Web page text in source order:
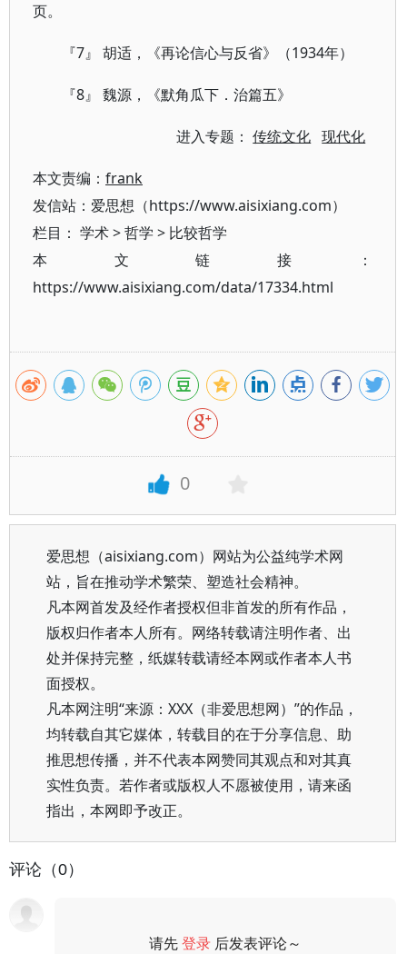
页。
『7』 胡适，《再论信心与反省》（1934年）
『8』 魏源，《默角瓜下．治篇五》
进入专题：传统文化 现代化
本文责编： frank
发信站：爱思想（https://www.aisixiang.com）
栏目： 学术>哲学 > 比较哲学
本文链接：
https://www.aisixiang.com/data/17334.html
0
爱思想（aisixiang.com）网站为公益纯学术网
站，旨在推动学术繁荣、塑造社会精神。
凡本网首发及经作者授权但非首发的所有作品，
版权归作者本人所有。网络转载请注明作者、出
处并保持完整，纸媒转载请经本网或作者本人书
面授权。
凡本网注明“来源：XXX（非爱思想网）”的作品，
均转载自其它媒体，转载目的在于分享信息、助
推思想传播，并不代表本网赞同其观点和对其真
实性负责。若作者或版权人不愿被使用，请来函
指出，本网即予改正。
评论（0）
请先登录 后发表评论～